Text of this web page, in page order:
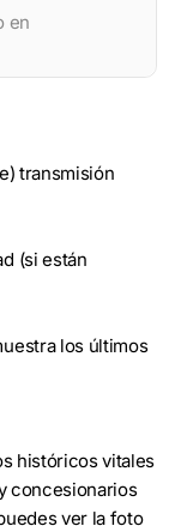
en
transmisión
(si están
los últimos
históricos vitales
concesionarios
ver la foto